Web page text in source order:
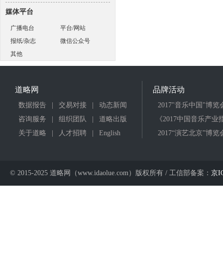
媒体平台
广播电台
平台/网站
报纸/杂志
微信公众号
其他
道略网
数据报告 交易对接
动态新闻
咨询服务
组织团队
道略出版
关于道略
人才招聘 English
品牌活动
2017"音乐中国"博览
《2017中国音乐产业
2017“演艺北京”博览
© 2015-2025 道略网（www.idaolue.com）版权所有 / 工信部备案： 京